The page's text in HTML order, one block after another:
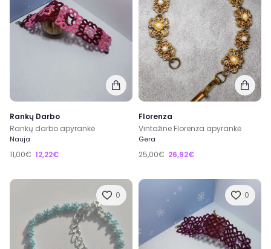
Rankų Darbo
Rankų darbo apyrankė
Nauja
11,00€ 12,22€
Florenza
Vintažine Florenza apyrankė
Gera
25,00€ 26,92€
0 0